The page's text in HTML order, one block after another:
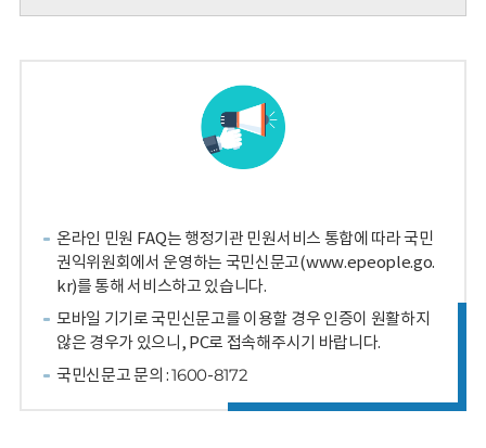
온라인 민원 FAQ는 행정기관 민원서비스 통합에 따라 국민
권익위원회에서 운영하는 국민신문고(www.epeople.go.
kr)를 통해 서비스하고 있습니다.
모바일 기기로 국민신문고를 이용할 경우 인증이 원활하지
않은 경우가 있으니, PC로 접속해주시기 바랍니다.
국민신문고 문의 : 1600-8172